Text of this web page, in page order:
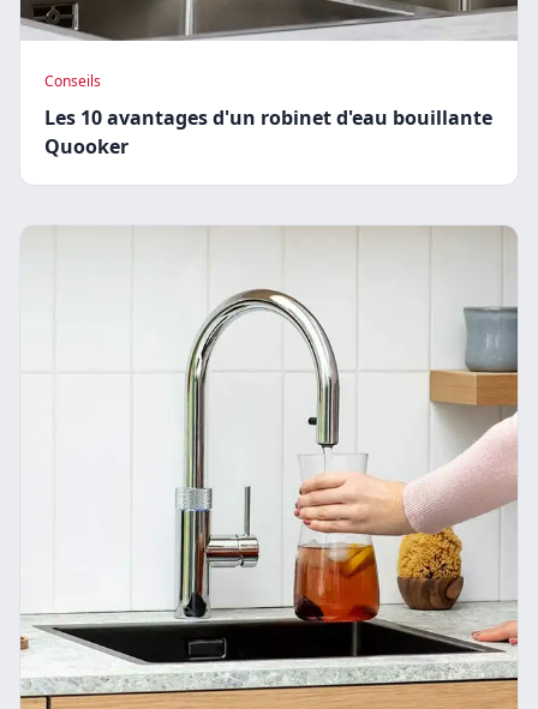
Conseils
Les 10 avantages d'un robinet d'eau bouillante
Quooker